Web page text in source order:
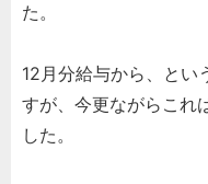
た。
12月分給与から、とい
すが、今更ながらこれ
した。